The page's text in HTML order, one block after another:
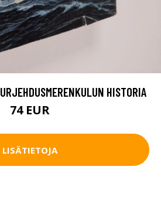
HISTORIA
74 EUR
LISÄTIETOJA